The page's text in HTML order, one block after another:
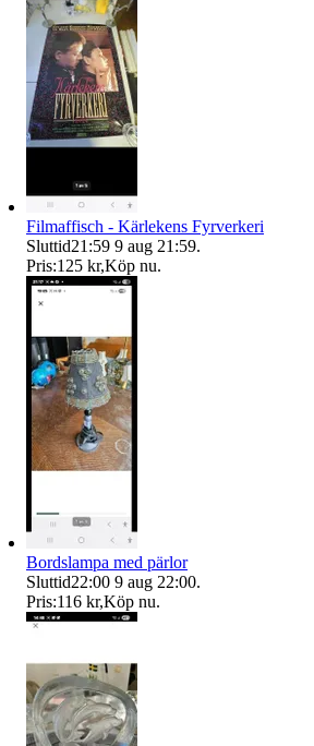
Filmaffisch - Kärlekens Fyrverkeri
Sluttid21:59 9 aug 21:59.
Pris:125 kr,Köp nu.
Bordslampa med pärlor
Sluttid22:00 9 aug 22:00.
Pris:116 kr,Köp nu.